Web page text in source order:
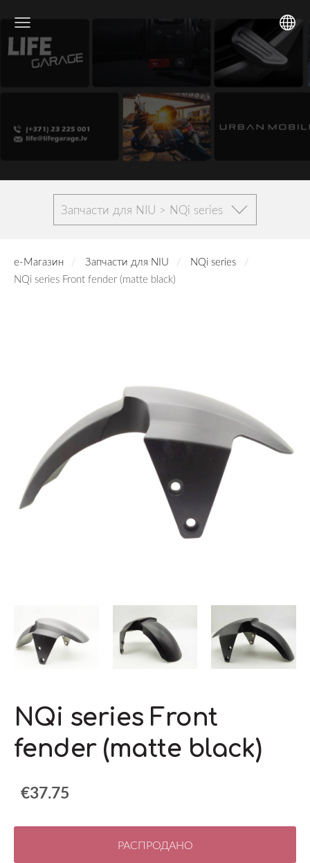
Запчасти для NIU > NQi series
е-Магазин Запчасти для NIU
NQi series
NQi series Front fender (matte black)
NQi series Front
fender (matte black)
€37.75
РАСПРОДАНО